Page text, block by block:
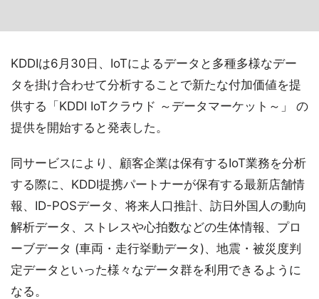
KDDIは6月30日、IoTによるデータと多種多様なデー
タを掛け合わせて分析することで新たな付加価値を提
供する「KDDI IoTクラウド ～データマーケット～」 の
提供を開始すると発表した。
同サービスにより、顧客企業は保有するIoT業務を分析
する際に、KDDI提携パートナーが保有する最新店舗情
報、ID-POSデータ、将来人口推計、訪日外国人の動向
解析データ、ストレスや心拍数などの生体情報、プロ
ーブデータ (車両・走行挙動データ)、地震・被災度判
定データといった様々なデータ群を利用できるように
なる。